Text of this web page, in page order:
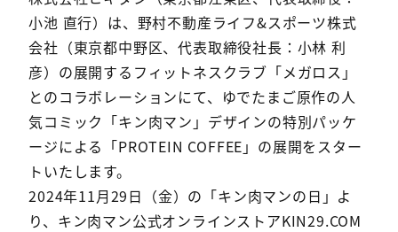
小池 直行）は、野村不動産ライフ&スポーツ株式
会社（東京都中野区、代表取締役社⻑：小林 利
彦）の展開するフィットネスクラブ「メガロス」
とのコラボレーションにて、ゆでたまご原作の人
気コミック「キン肉マン」デザインの特別パッケ
ージによる「PROTEIN COFFEE」の展開をスター
トいたします。
2024年11月29日（金）の「キン肉マンの日」よ
り、キン肉マン公式オンラインストアKIN29.COM